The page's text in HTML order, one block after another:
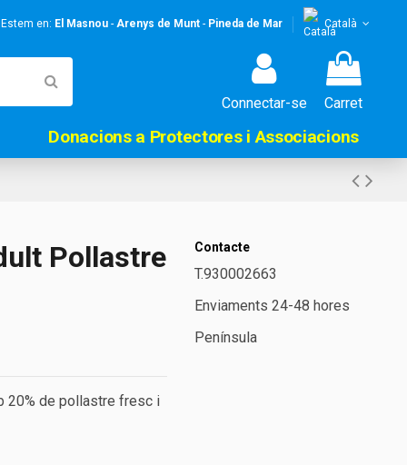
en: El Masnou- Arenys de Munt- Pineda de Mar Català
Connectar-se Carret
Donacions a Protectores i Associacions
Pollastre
20% de pollastre fresc i
Contacte
T.930002663
Enviaments 24-48 hores
Península